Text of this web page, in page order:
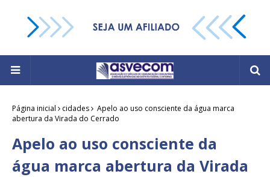
Página inicial cidades
Apelo ao uso consciente da água marca
abertura da Virada do Cerrado
Apelo ao uso consciente da
água marca abertura da Virada